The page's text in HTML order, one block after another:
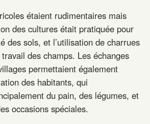
étaient rudimentaires mais
des cultures était pratiquée pour
des sols, et l’utilisation de charrues
des champs. Les échanges
permettaient également
des habitants, qui
du pain, des légumes, et
occasions spéciales.